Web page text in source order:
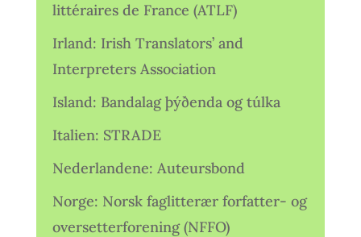
littéraires de France (ATLF)
Irland: Irish Translators’ and
Interpreters Association
Island: Bandalag þýðenda og túlka
Italien: STRADE
Nederlandene: Auteursbond
Norge: Norsk faglitterær forfatter- og
oversetterforening (NFFO)